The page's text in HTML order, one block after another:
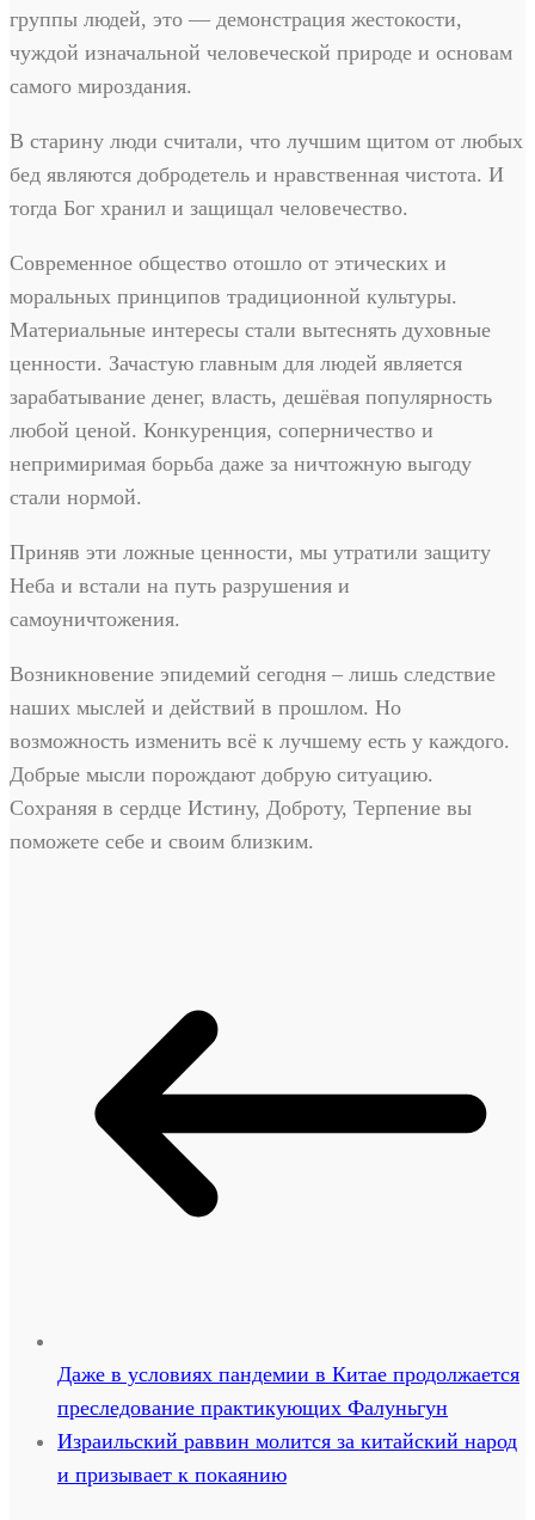
группы людей, это — демонстрация жестокости,
чуждой изначальной человеческой природе и основам
самого мироздания.
В старину люди считали, что лучшим щитом от любых
бед являются добродетель и нравственная чистота. И
тогда Бог хранил и защищал человечество.
Современное общество отошло от этических и
моральных принципов традиционной культуры.
Материальные интересы стали вытеснять духовные
ценности. Зачастую главным для людей является
зарабатывание денег, власть, дешёвая популярность
любой ценой. Конкуренция, соперничество и
непримиримая борьба даже за ничтожную выгоду
стали нормой.
Приняв эти ложные ценности, мы утратили защиту
Неба и встали на путь разрушения и
самоуничтожения.
Возникновение эпидемий сегодня – лишь следствие
наших мыслей и действий в прошлом. Но
возможность изменить всё к лучшему есть у каждого.
Добрые мысли порождают добрую ситуацию.
Сохраняя в сердце Истину, Доброту, Терпение вы
поможете себе и своим близким.
Даже в условиях пандемии в Китае продолжается
преследование практикующих Фалуньгун
Израильский раввин молится за китайский народ
и призывает к покаянию